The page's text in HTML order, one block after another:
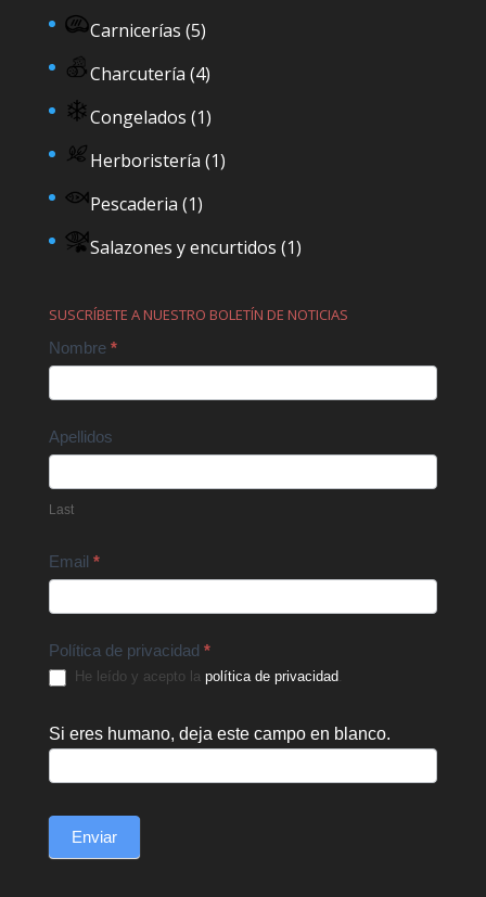
Carnicerías (5)
Charcutería (4)
Congelados (1)
Herboristería (1)
Pescaderia (1)
Salazones y encurtidos (1)
SUSCRÍBETE A NUESTRO BOLETÍN DE NOTICIAS
Contact
Nombre *
Apellidos
Last
Email *
Política de privacidad *
He leído y acepto la política de privacidad.
Si eres humano, deja este campo en blanco.
Enviar